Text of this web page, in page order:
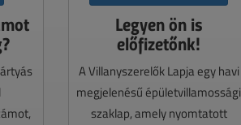
Legyen ön is
előfizetőnk!
A Villanyszerelők Lapja egy havi
megjelenésű épületvillamossági
szaklap, amely nyomtatott